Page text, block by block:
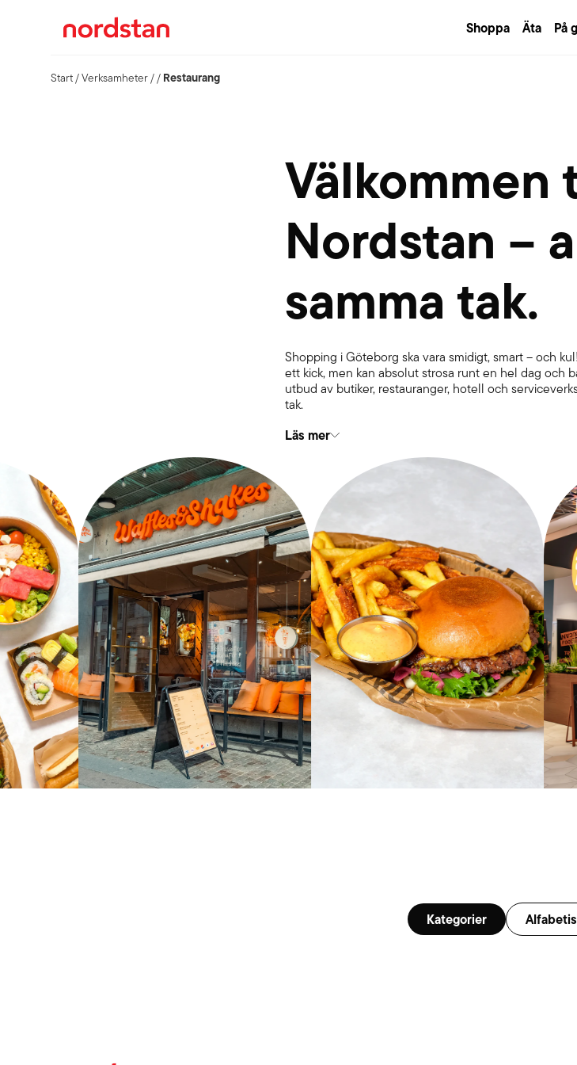
Shoppa Äta På
Start/Verksamheter// Restaurang
Välkommen
Nordstan –
samma tak.
Shopping i Göteborg ska vara smidigt, smart – och
ett kick, men kan absolut strosa runt en hel dag och
utbud av butiker, restauranger, hotell och
tak.
Läs mer
Kategorier